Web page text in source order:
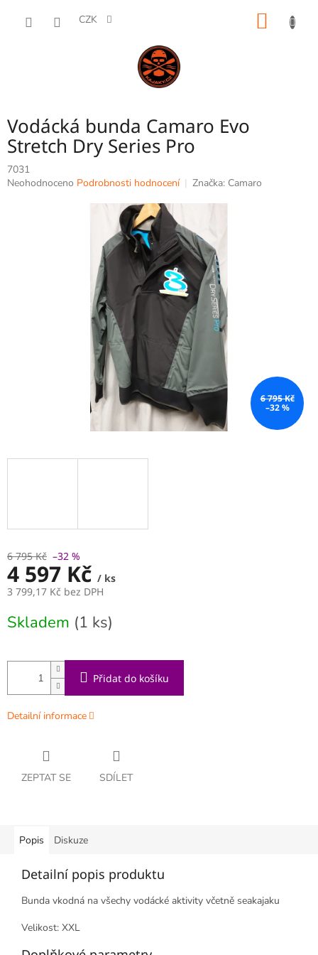
CZK
Vodácká bunda Camaro Evo
Stretch Dry Series Pro
7031
Průměrné
Neohodnoceno Podrobnosti hodnocení Značka: Camaro
6 795 Kč
–32 %
6 795 Kč –32 %
4 597 Kč / ks
3 799,17 Kč bez DPH
cena:
Skladem (1 ks)
Přidat do košíku
Detailní informace
ZEPTAT SE SDÍLET
Popis Diskuze
Detailní popis produktu
Bunda vkodná na všechy vodácké aktivity včetně seakajaku
Velikost: XXL